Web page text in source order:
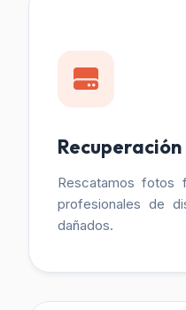
Rescatamos fotos
profesionales de
dañados.